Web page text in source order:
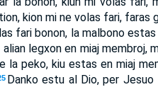
kion mi ne volas fari, faras
fari bonon, la malbono
legxon en miaj membroj,
la peko, kiu estas en miaj
Danko estu al Dio, per Jesuo